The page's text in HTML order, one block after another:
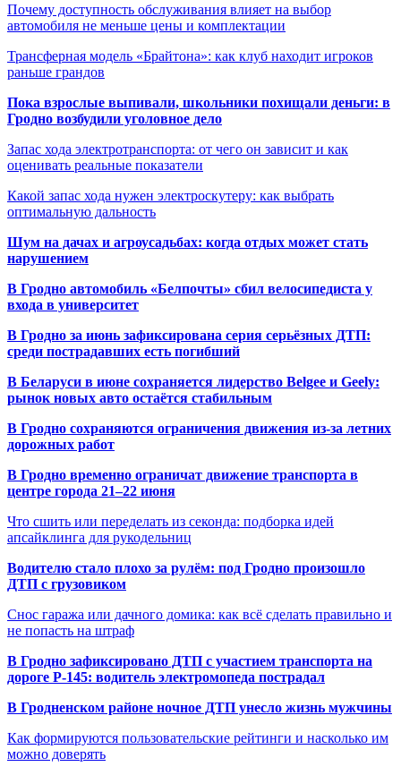
Почему доступность обслуживания влияет на выбор
автомобиля не меньше цены и комплектации
Трансферная модель «Брайтона»: как клуб находит игроков
раньше грандов
Пока взрослые выпивали, школьники похищали деньги: в
Гродно возбудили уголовное дело
Запас хода электротранспорта: от чего он зависит и как
оценивать реальные показатели
Какой запас хода нужен электроскутеру: как выбрать
оптимальную дальность
Шум на дачах и агроусадьбах: когда отдых может стать
нарушением
В Гродно автомобиль «Белпочты» сбил велосипедиста у
входа в университет
В Гродно за июнь зафиксирована серия серьёзных ДТП:
среди пострадавших есть погибший
В Беларуси в июне сохраняется лидерство Belgee и Geely:
рынок новых авто остаётся стабильным
В Гродно сохраняются ограничения движения из-за летних
дорожных работ
В Гродно временно ограничат движение транспорта в
центре города 21–22 июня
Что сшить или переделать из секонда: подборка идей
апсайклинга для рукодельниц
Водителю стало плохо за рулём: под Гродно произошло
ДТП с грузовиком
Снос гаража или дачного домика: как всё сделать правильно и
не попасть на штраф
В Гродно зафиксировано ДТП с участием транспорта на
дороге Р-145: водитель электромопеда пострадал
В Гродненском районе ночное ДТП унесло жизнь мужчины
Как формируются пользовательские рейтинги и насколько им
можно доверять